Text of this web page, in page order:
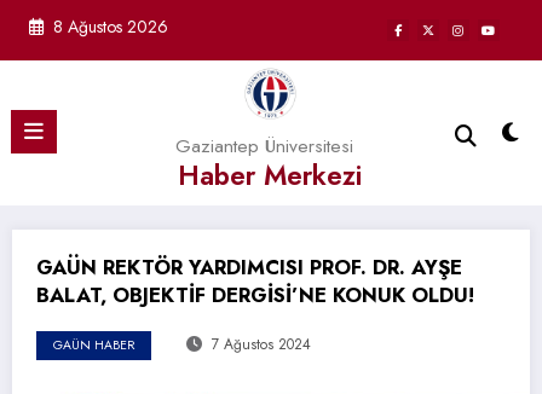
8 Ağustos 2026
Gaziantep Üniversitesi
Haber Merkezi
GAÜN REKTÖR YARDIMCISI PROF. DR. AYŞE
BALAT, OBJEKTİF DERGİSİ’NE KONUK OLDU!
GAÜN HABER 7 Ağustos 2024